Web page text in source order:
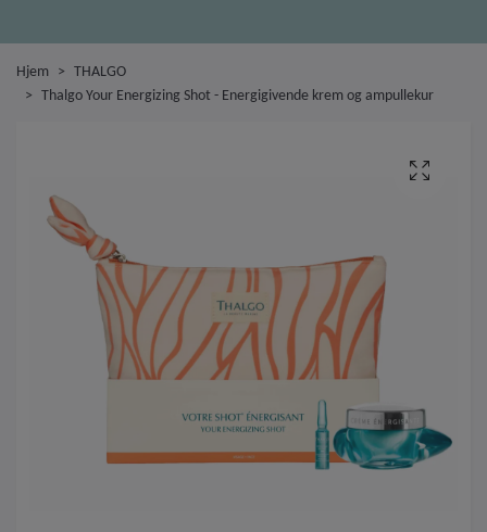
Hjem
THALGO
Thalgo Your Energizing Shot - Energigivende krem og ampullekur